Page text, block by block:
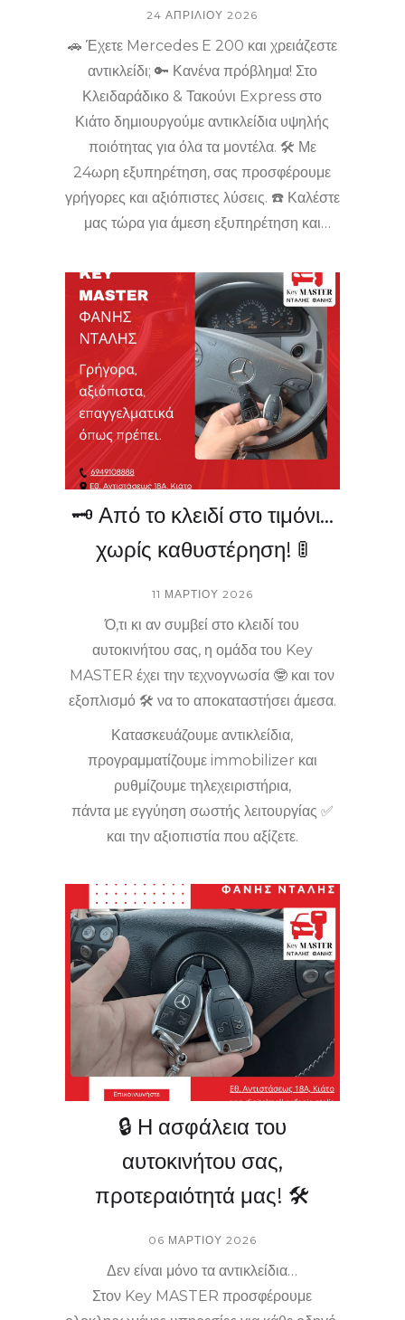
24 ΑΠΡΙΛΊΟΥ 2026
🚗 Έχετε Mercedes E 200 και χρειάζεστε
αντικλείδι; 🔑 Κανένα πρόβλημα! Στο
Κλειδαράδικο & Τακούνι Express στο
Κιάτο δημιουργούμε αντικλείδια υψηλής
ποιότητας για όλα τα μοντέλα. 🛠️ Με
24ωρη εξυπηρέτηση, σας προσφέρουμε
γρήγορες και αξιόπιστες λύσεις. ☎️ Καλέστε
μας τώρα για άμεση εξυπηρέτηση και
αποτέλεσμα! 📌 Το έμπιστο σας σημείο για
κλειδαριές και επιδιορθώσεις! 😊
🗝️ Από το κλειδί στο τιμόνι…
χωρίς καθυστέρηση! 🚦
11 ΜΑΡΤΊΟΥ 2026
Ό,τι κι αν συμβεί στο κλειδί του
αυτοκινήτου σας, η ομάδα του Key
MASTER έχει την τεχνογνωσία 🤓 και τον
εξοπλισμό 🛠️ να το αποκαταστήσει άμεσα.
Κατασκευάζουμε αντικλείδια,
προγραμματίζουμε immobilizer και
ρυθμίζουμε τηλεχειριστήρια,
πάντα με εγγύηση σωστής λειτουργίας ✅
και την αξιοπιστία που αξίζετε.
απρόοπτα.
Key MASTER στο Κιάτο σημαίνει
ασφάλεια, επαγγελματισμός και απόλυτη
εξυπηρέτηση κάθε στιγμή.
#KeyMaster #ΑντικλείδιΑυτοκινήτου
#Immobilizer #Κορινθία #Κιάτο
🔒 Η ασφάλεια του
αυτοκινήτου σας,
προτεραιότητά μας! 🛠️
06 ΜΑΡΤΊΟΥ 2026
Δεν είναι μόνο τα αντικλείδια…
Στον Key MASTER προσφέρουμε